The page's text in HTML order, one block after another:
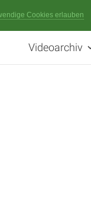
Cookies erlauben
Videoarchiv